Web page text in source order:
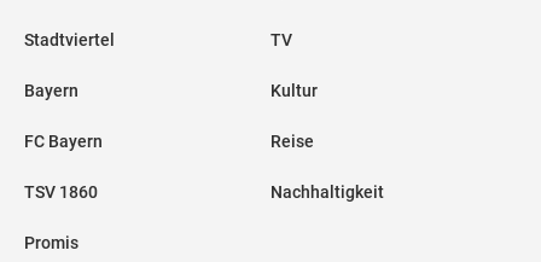
Stadtviertel
Bayern
FC Bayern
TSV 1860
Promis
TV
Kultur
Reise
Nachhaltigkeit